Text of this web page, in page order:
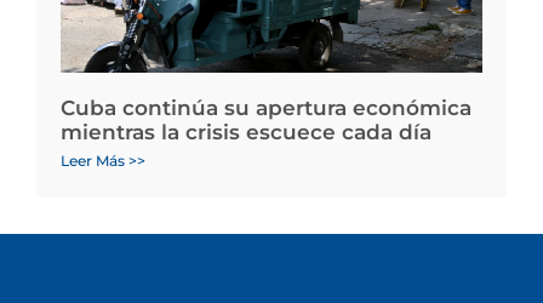
Cuba continúa su apertura económica
mientras la crisis escuece cada día
Leer Más >>